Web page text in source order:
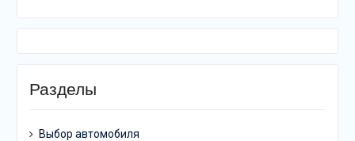
Разделы
Выбор автомобиля